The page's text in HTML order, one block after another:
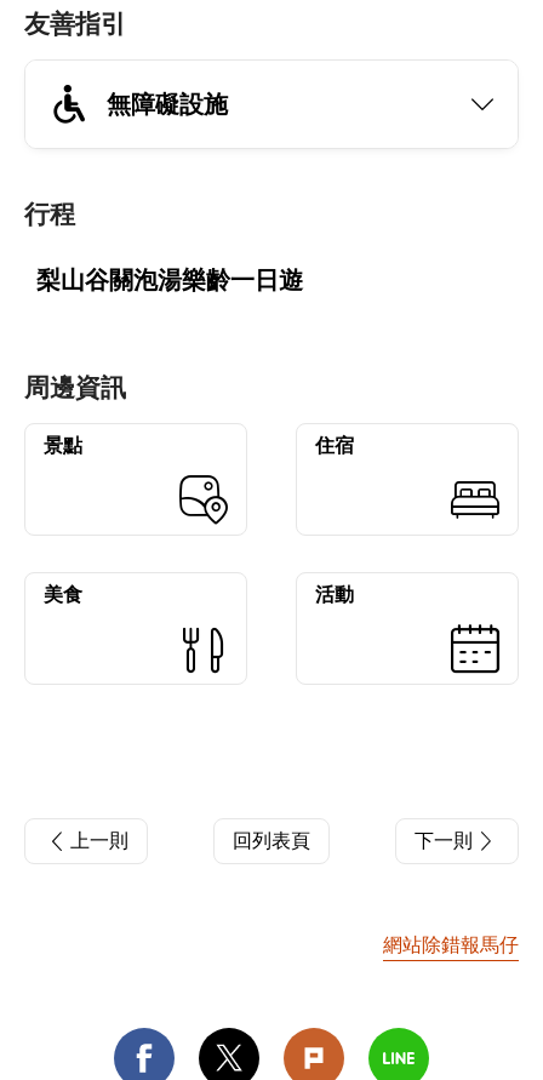
友善指引
無障礙設施
行程
梨山谷關泡湯樂齡一日遊
周邊資訊
景點 住宿
美食 活動
上一則 回列表頁 下一則
網站除錯報馬仔